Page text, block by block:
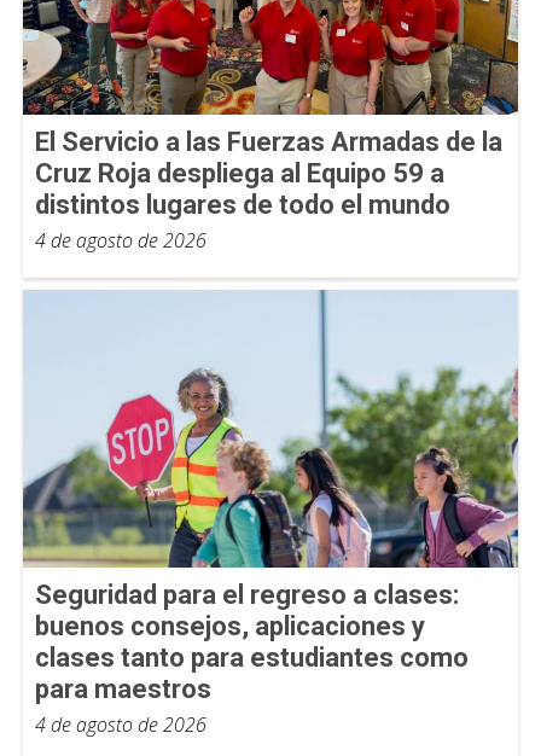
El Servicio a las Fuerzas Armadas de la
Cruz Roja despliega al Equipo 59 a
distintos lugares de todo el mundo
4 de agosto de 2026
Seguridad para el regreso a clases:
buenos consejos, aplicaciones y
clases tanto para estudiantes como
para maestros
4 de agosto de 2026